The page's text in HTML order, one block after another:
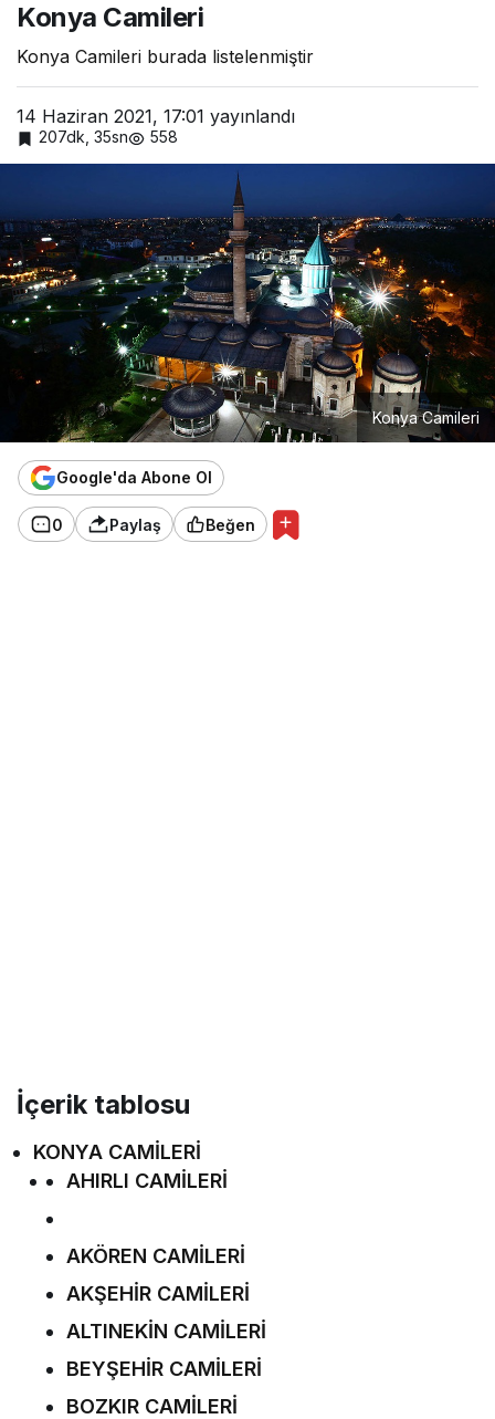
Konya Camileri
Konya Camileri burada listelenmiştir
14 Haziran 2021, 17:01 yayınlandı
207dk, 35sn 558
Konya Camileri
Google'da Abone Ol
0 Paylaş Beğen
İçerik tablosu
KONYA CAMİLERİ
AHIRLI CAMİLERİ
AKÖREN CAMİLERİ
AKŞEHİR CAMİLERİ
ALTINEKİN CAMİLERİ
BEYŞEHİR CAMİLERİ
BOZKIR CAMİLERİ